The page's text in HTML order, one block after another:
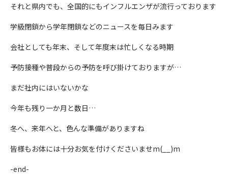
それと県内でも、全国的にもインフルエンザが流行っております
学級閉鎖から学年閉鎖などのニュースを毎日みます
会社としても年末、そして年度末は忙しくなる時期
予防接種や普段からの予防を呼び掛けておりますが…
まだ社内にはいないかな
今年も残り一か月と数日…
冬へ、来年へと、色んな準備がありますね
皆様もお体には十分お気を付けくださいませm(__)m
-end-